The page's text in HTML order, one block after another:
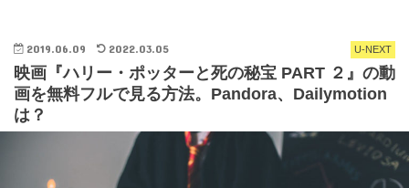
U-NEXT
2019.06.09 2022.03.05
映画『ハリー・ポッターと死の秘宝 PART ２』の動
画を無料フルで見る方法。Pandora、Dailymotion
は？